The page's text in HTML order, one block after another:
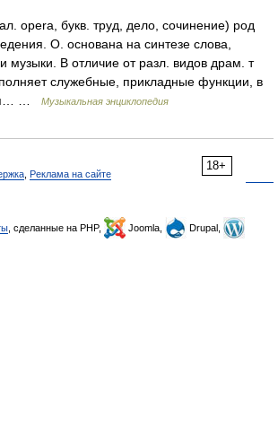
букв. труд, дело, сочинение) род
О. основана на синтезе слова,
музыки. В отличие от разл. видов драм. т
служебные, прикладные функции, в
…
Музыкальная энциклопедия
18+
Реклама на сайте
, сделанные на PHP, Joomla,
Drupal,